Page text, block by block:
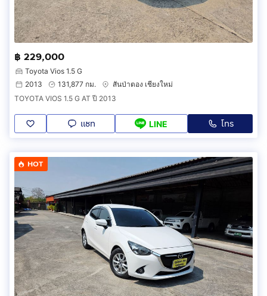
฿ 229,000
Toyota Vios 1.5 G
2013
131,877 กม.
สันป่าตอง เชียงใหม่
TOYOTA VIOS 1.5 G AT ปี 2013
แชท LINE โทร
HOT